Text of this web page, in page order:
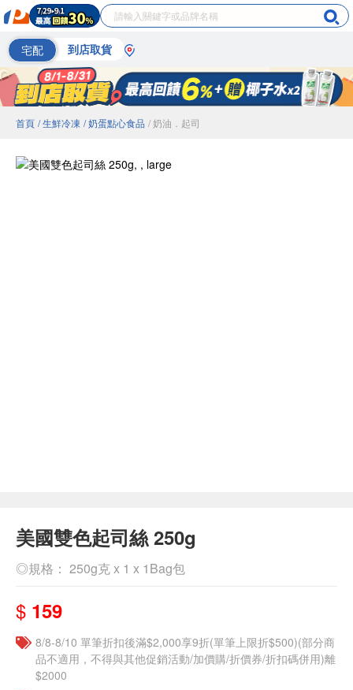
宅配 到店取貨
首頁 / 生鮮冷凍 / 奶蛋點心食品 / 奶油．起司
美國雙色起司絲 250g
◎規格： 250g克 x 1 x 1Bag包
$ 159
8/8-8/10 單筆折扣後滿$2,000享9折(單筆上限折$500)(部分商
品不適用，不得與其他促銷活動/加價購/折價券/折扣碼併用)離
$2000